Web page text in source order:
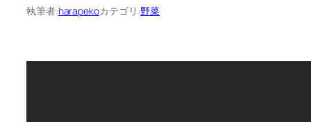
執筆者:harapekoカテゴリ:野菜